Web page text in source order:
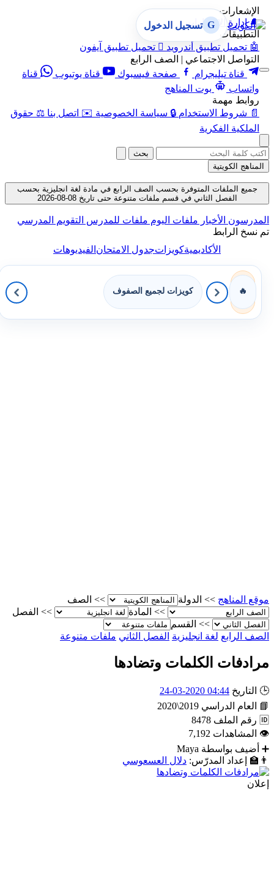
الإشعارات
🔔 إدارة الإشعارات
التطبيقات
🤖 تحميل تطبيق أندرويد  تحميل تطبيق آيفون
التواصل الاجتماعي | الصف الرابع
قناة تيليجرام
صفحة فيسبوك قناة يوتيوب
قناة
واتساب
بوت المناهج
روابط مهمة
📄 شروط الاستخدام 🔒 سياسة الخصوصية ✉️ اتصل بنا ⚖️ حقوق
الملكية الفكرية
G تسجيل الدخول
بحث
المناهج الكويتية
جميع الملفات المتوفرة بحسب الصف الرابع في مادة لغة انجليزية بحسب
الفصل الثاني في قسم ملفات متنوعة حتى تاريخ 08-08-2026
المدرسون الأخبار ملفات اليوم ملفات للمدرس التقويم المدرسي
تم نسخ الرابط
الأكاديميةكويزاتجدول الامتحانالفيديوهات
🔥 كويزات لجميع الصفوف
موقع المناهج >> الدولة >>
الصف
>>
المادة >>
الفصل
>>
القسم
الصف الرابع لغة انجليزية الفصل الثاني ملفات متنوعة
مرادفات الكلمات وتضادها
🕒 التاريخ 04:44 2020-03-24
📘
العام الدراسي 2019\2020
🆔 رقم الملف 8478
👁
المشاهدات 7,192
➕
أضيف بواسطة Maya
👨‍🏫
إعداد المدرّس: دلال العسعوسي
إعلان